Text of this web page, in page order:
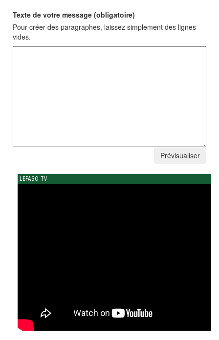
Texte de votre message (obligatoire)
Pour créer des paragraphes, laissez simplement des lignes
vides.
LEFASO TV